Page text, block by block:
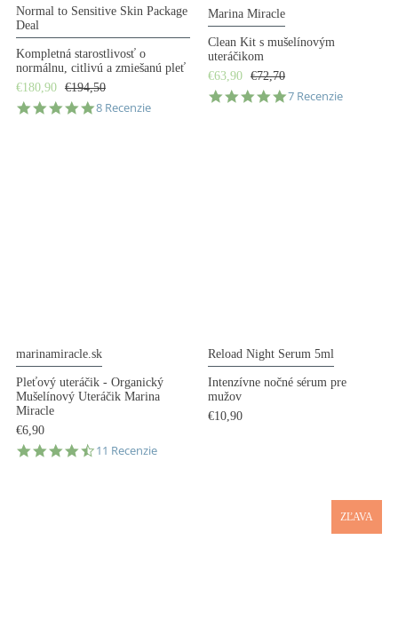
Normal to Sensitive Skin Package
Deal
Kompletná starostlivosť o
normálnu, citlivú a zmiešanú pleť
€180,90
€194,50
5.0
8 Recenzie
Marina Miracle
Clean Kit s mušelínovým
uteráčikom
€63,90
€72,70
4.9
7 Recenzie
marinamiracle.sk
Pleťový uteráčik - Organický
Mušelínový Uteráčik Marina
Miracle
€6,90
4.7
11 Recenzie
Reload Night Serum 5ml
Intenzívne nočné sérum pre
mužov
€10,90
ZĽAVA